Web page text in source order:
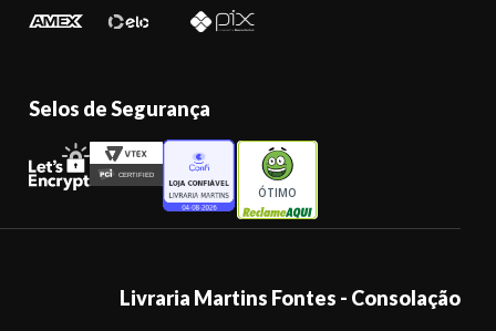
Selos de Segurança
ÓTIMO
Livraria Martins Fontes - Consolação